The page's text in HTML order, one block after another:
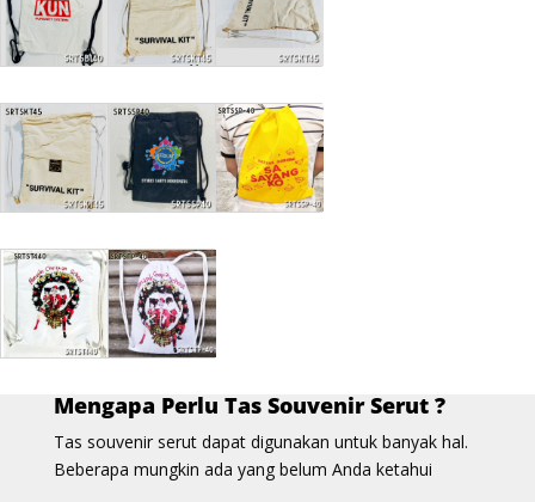
Mengapa Perlu Tas Souvenir Serut ?
Tas souvenir serut dapat digunakan untuk banyak hal.
Beberapa mungkin ada yang belum Anda ketahui